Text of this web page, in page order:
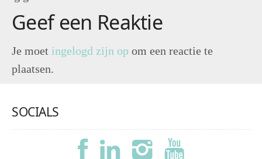
Geef een Reaktie
Je moet ingelogd zijn op om een reactie te
plaatsen.
SOCIALS